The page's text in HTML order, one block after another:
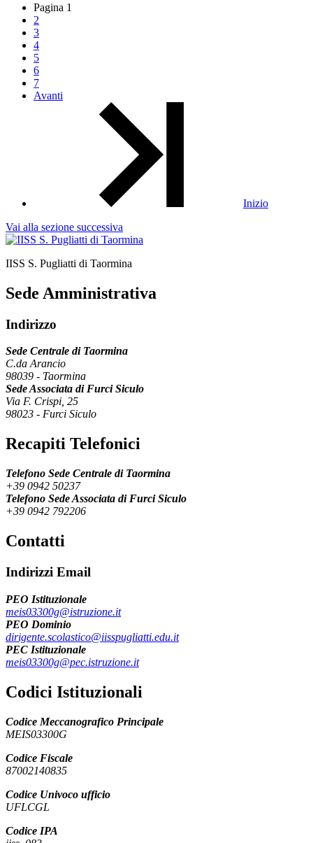
Pagina 1
2
3
4
5
6
7
Avanti
Inizio
Vai alla sezione successiva
IISS S. Pugliatti di Taormina
Sede Amministrativa
Indirizzo
Sede Centrale di Taormina
C.da Arancio
98039 - Taormina
Sede Associata di Furci Siculo
Via F. Crispi, 25
98023 - Furci Siculo
Recapiti Telefonici
Telefono Sede Centrale di Taormina
+39 0942 50237
Telefono Sede Associata di Furci Siculo
+39 0942 792206
Contatti
Indirizzi Email
PEO Istituzionale
meis03300g@istruzione.it
PEO Dominio
dirigente.scolastico@iisspugliatti.edu.it
PEC Istituzionale
meis03300g@pec.istruzione.it
Codici Istituzionali
Codice Meccanografico Principale
MEIS03300G
Codice Fiscale
87002140835
Codice Univoco ufficio
UFLCGL
Codice IPA